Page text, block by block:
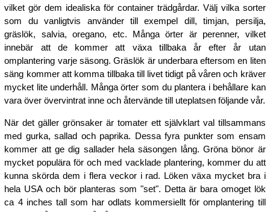
vilket gör dem idealiska för container trädgårdar. Välj vilka sorter
som du vanligtvis använder till exempel dill, timjan, persilja,
gräslök, salvia, oregano, etc. Många örter är perenner, vilket
innebär att de kommer att växa tillbaka år efter år utan
omplantering varje säsong. Gräslök är underbara eftersom en liten
säng kommer att komma tillbaka till livet tidigt på våren och kräver
mycket lite underhåll. Många örter som du plantera i behållare kan
vara över övervintrat inne och återvände till uteplatsen följande vår.
När det gäller grönsaker är tomater ett självklart val tillsammans
med gurka, sallad och paprika. Dessa fyra punkter som ensam
kommer att ge dig sallader hela säsongen lång. Gröna bönor är
mycket populära för och med vacklade plantering, kommer du att
kunna skörda dem i flera veckor i rad. Löken växa mycket bra i
hela USA och bör planteras som "set". Detta är bara omoget lök
ca 4 inches tall som har odlats kommersiellt för omplantering till